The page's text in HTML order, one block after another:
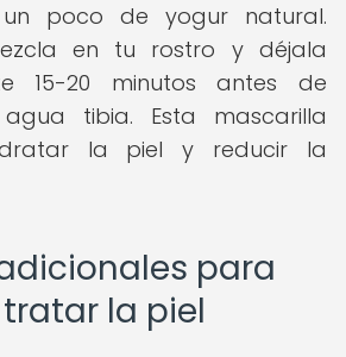
poco de yogur natural.
en tu rostro y déjala
15-20 minutos antes de
tibia. Esta mascarilla
la piel y reducir la
para
la piel